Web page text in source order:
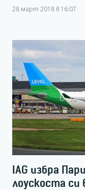
28 март 2018 в 16:07
IAG избра
лоускоста си